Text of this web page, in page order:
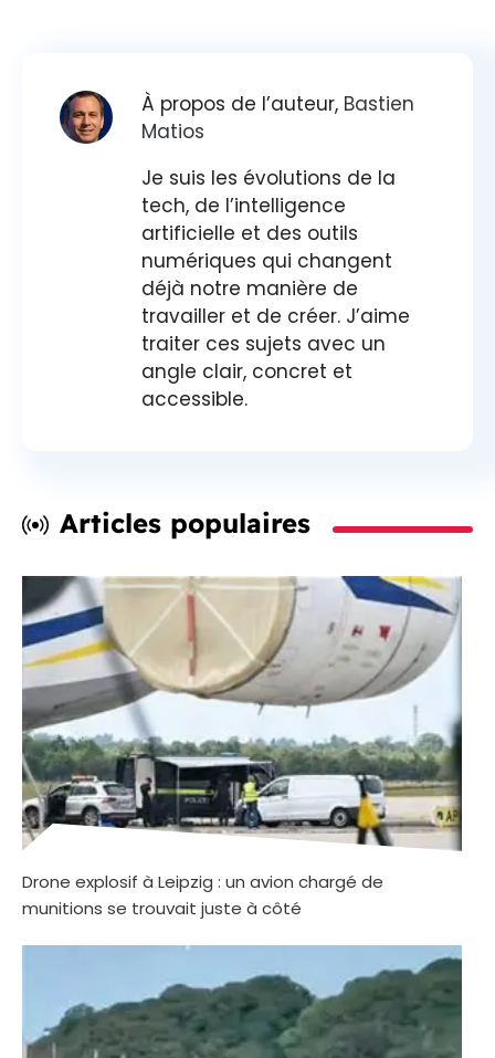
À propos de l’auteur, Bastien
Matios
Je suis les évolutions de la
tech, de l’intelligence
artificielle et des outils
numériques qui changent
déjà notre manière de
travailler et de créer. J’aime
traiter ces sujets avec un
angle clair, concret et
accessible.
Articles populaires
Drone explosif à Leipzig : un avion chargé de
munitions se trouvait juste à côté